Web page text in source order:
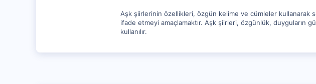
Aşk şiirlerinin özellikleri, özgün kelime ve cümleler kullanarak
ifade etmeyi amaçlamaktır. Aşk şiirleri, özgünlük, duyguların
kullanılır.